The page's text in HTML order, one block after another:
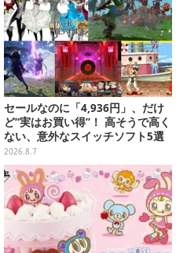
セールなのに「4,936円」、だけ
ど“実はお買い得”！ 高そうで高く
ない、意外なスイッチソフト5選
2026.8.7